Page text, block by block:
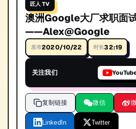
时长: 32:19
发布日期: 2020/10/7
本视频由匠人学院提供，涵盖IT技术相关知
匠人 TV
澳洲Google大厂求职面
——Alex@Google
发布2020/10/22 时长32:19
关注我们
复制链接 微信
LinkedIn Twitter